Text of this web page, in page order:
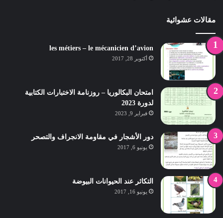
مقالات عشوائية
les métiers – le mécanicien d’avion
أكتوبر 28, 2017
امتحان البكالوريا – روزنامة الاختبارات الكتابية
لدورة 2023
فبراير 9, 2023
دور الأشجار في مقاومة الانجراف والتصحر
يونيو 6, 2017
التكاثر عند الحيوانات البيوضة
يونيو 16, 2017